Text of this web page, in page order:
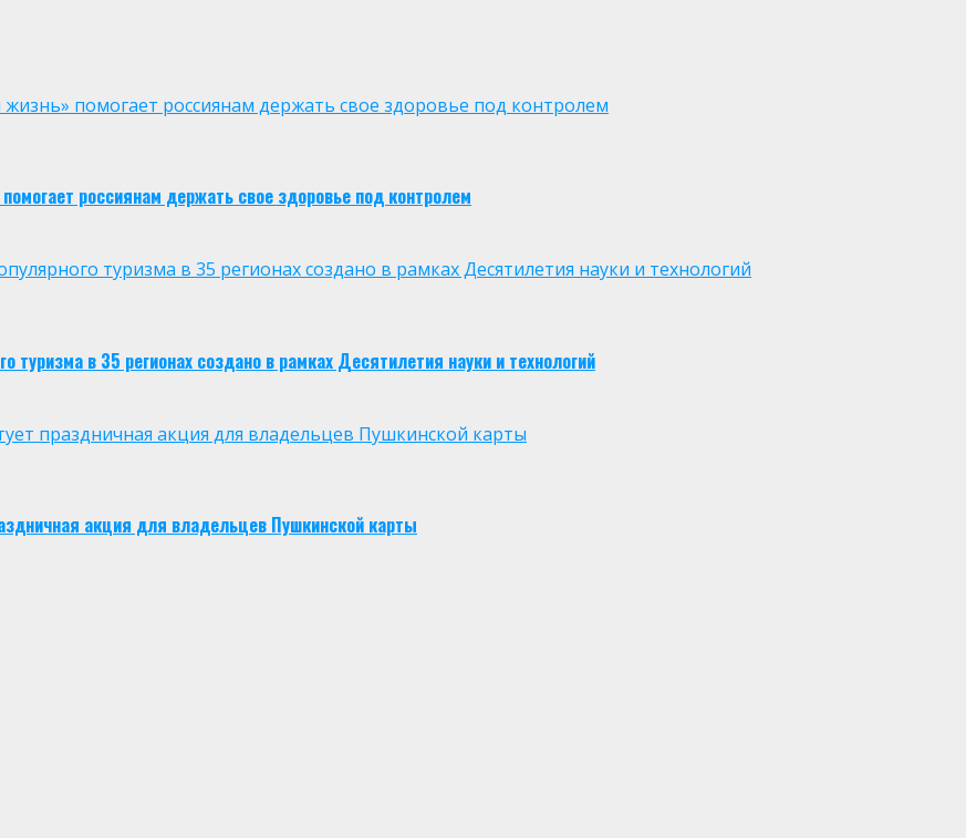
помогает россиянам держать свое здоровье под контролем
россиянам держать свое здоровье под контролем
туризма в 35 регионах создано в рамках Десятилетия науки и технологий
в 35 регионах создано в рамках Десятилетия науки и технологий
праздничная акция для владельцев Пушкинской карты
акция для владельцев Пушкинской карты